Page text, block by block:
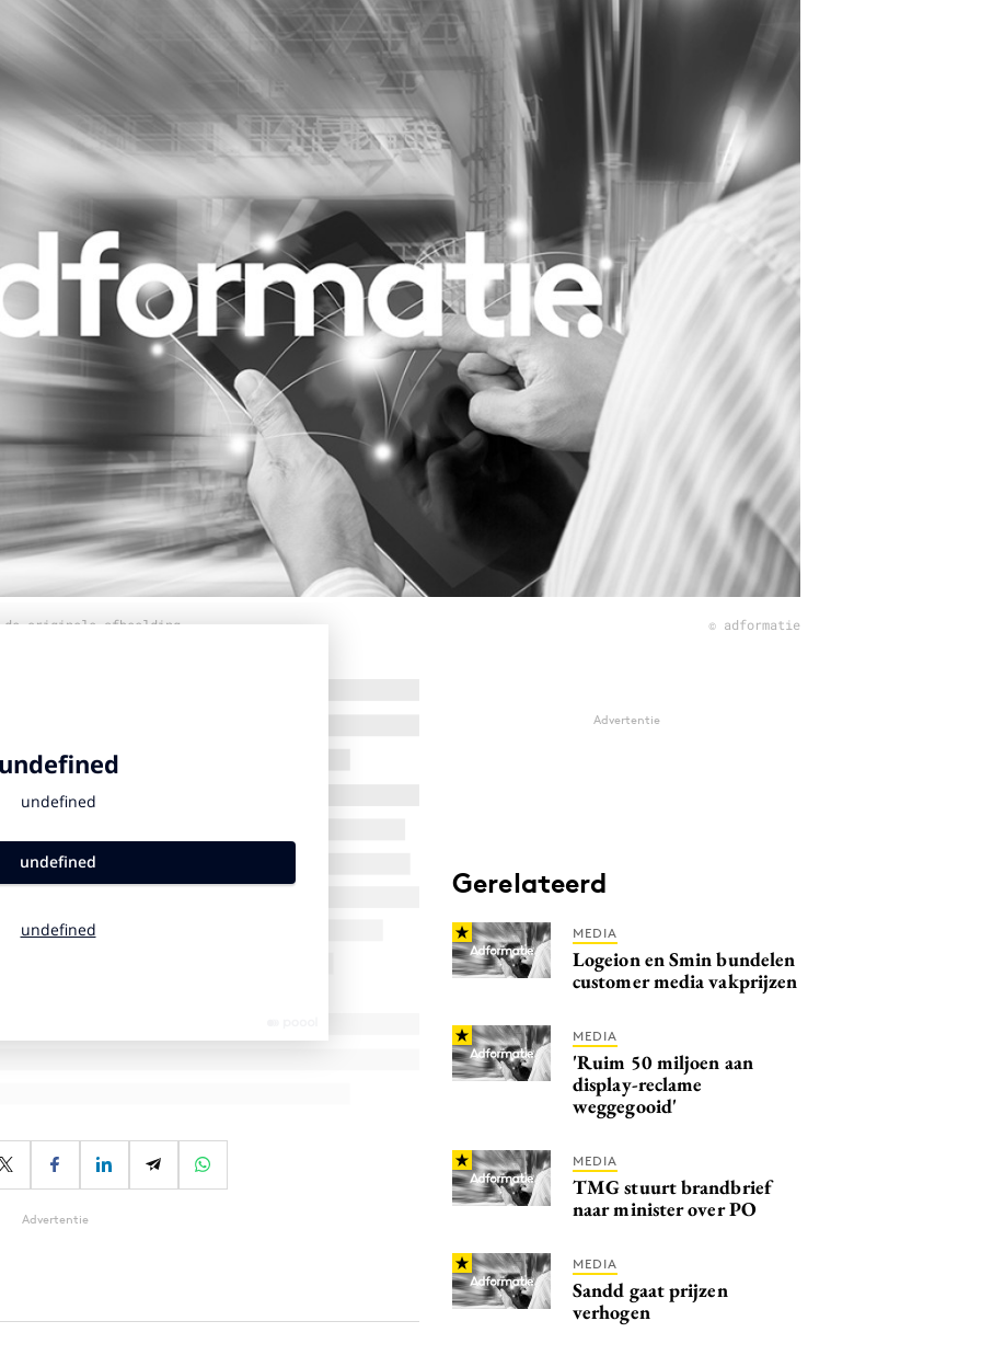
Purpose Marketing
Reputatie & crisis
de originele afbeelding © adformatie
Advertentie
Advertentie
Gerelateerd
MEDIA
Logeion en Smin bundelen
customer media vakprijzen
MEDIA
'Ruim 50 miljoen aan
display-reclame
weggegooid'
MEDIA
TMG stuurt brandbrief
naar minister over PO
MEDIA
Sandd gaat prijzen
verhogen